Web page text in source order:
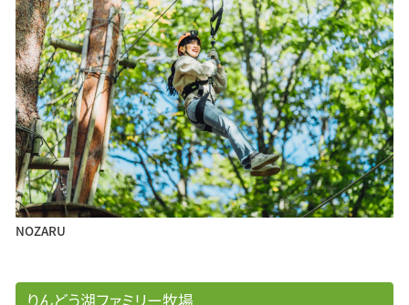
NOZARU
りんどう湖ファミリー牧場